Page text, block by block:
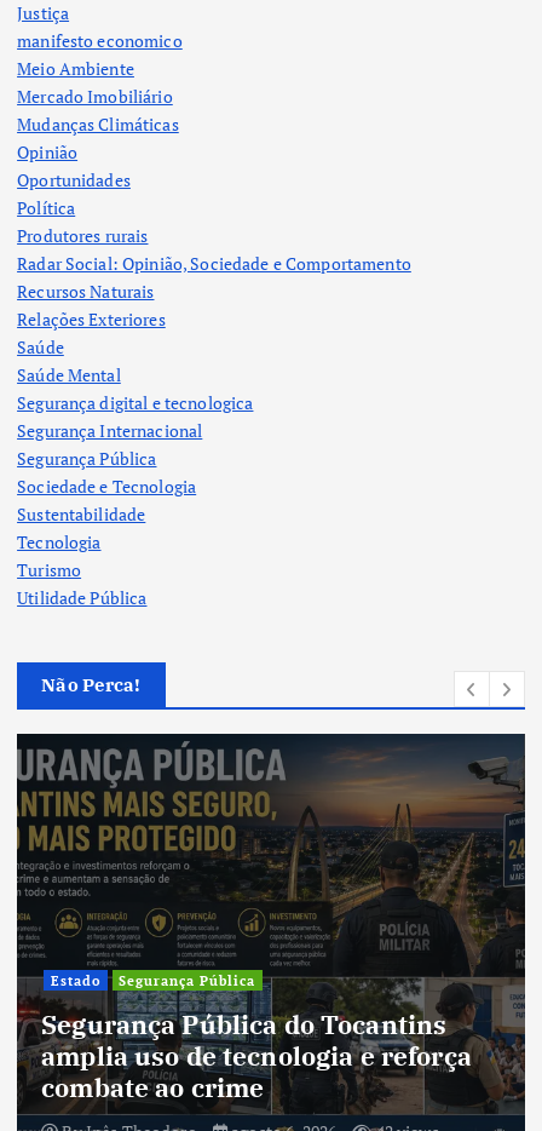
Justiça
manifesto economico
Meio Ambiente
Mercado Imobiliário
Mudanças Climáticas
Opinião
Oportunidades
Política
Produtores rurais
Radar Social: Opinião, Sociedade e Comportamento
Recursos Naturais
Relações Exteriores
Saúde
Saúde Mental
Segurança digital e tecnologica
Segurança Internacional
Segurança Pública
Sociedade e Tecnologia
Sustentabilidade
Tecnologia
Turismo
Utilidade Pública
Não Perca!
Cultura
Cultura do Tocantins preserva
tradições e fortalece identidade de
um estado em constante
transformação